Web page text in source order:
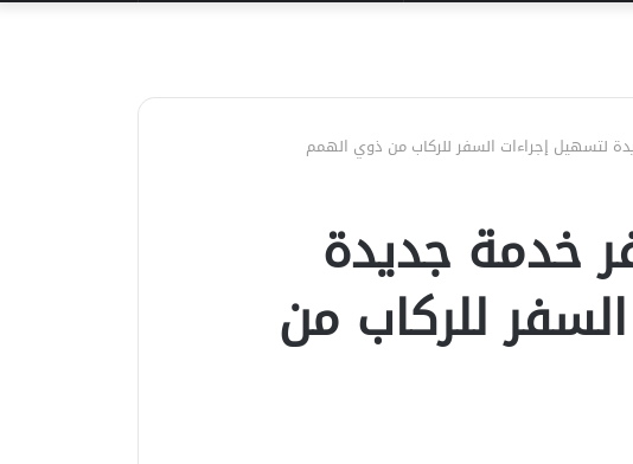
لتسهيل إجراءات السفر للركاب من ذوي الهمم
خدمة جديدة
للركاب من